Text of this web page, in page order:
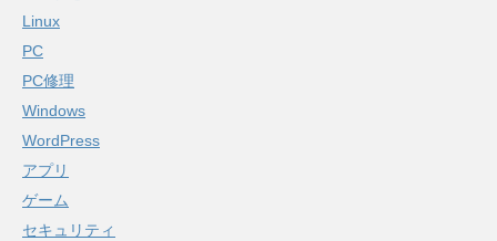
Linux
PC
PC修理
Windows
WordPress
アプリ
ゲーム
セキュリティ